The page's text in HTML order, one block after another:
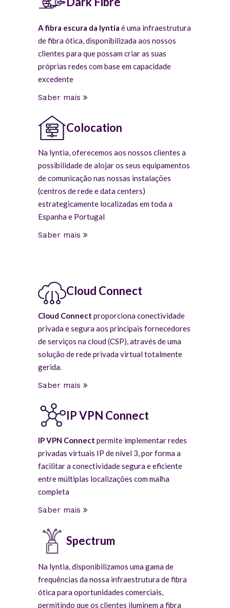
A fibra escura da lyntia é uma infraestrutura
de fibra ótica, disponibilizada aos nossos
clientes para que possam criar as suas
próprias redes com base em capacidade
excedente
Saber mais
Colocation
Na lyntia, oferecemos aos nossos clientes a
possibilidade de alojar os seus equipamentos
de comunicação nas nossas instalações
(centros de rede e data centers)
estrategicamente localizadas em toda a
Espanha e Portugal
Saber mais
Cloud Connect
Cloud Connect proporciona conectividade
privada e segura aos principais fornecedores
de serviços na cloud (CSP), através de uma
solução de rede privada virtual totalmente
gerida.
Saber mais
IP VPN Connect
IP VPN Connect permite implementar redes
privadas virtuais IP de nível 3, por forma a
facilitar a conectividade segura e eficiente
entre múltiplas localizações com malha
completa
Saber mais
Spectrum
Na lyntia, disponibilizamos uma gama de
frequências da nossa infraestrutura de fibra
ótica para oportunidades comerciais,
permitindo que os clientes iluminem a fibra